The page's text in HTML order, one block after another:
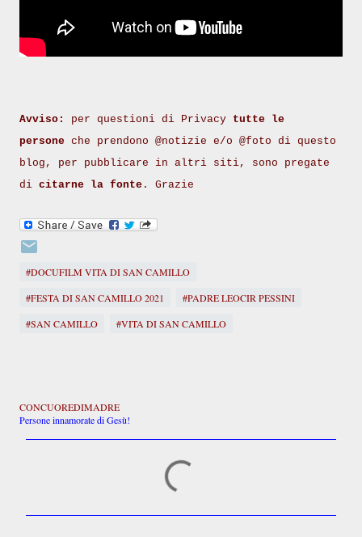
Avviso: per questioni di Privacy tutte le
persone che prendono @notizie e/o @foto di questo
blog, per pubblicare in altri siti, sono pregate
di citarne la fonte . Grazie
#DOCUFILM VITA DI SAN CAMILLO
#FESTA DI SAN CAMILLO 2021
#PADRE LEOCIR PESSINI
#SAN CAMILLO
#VITA DI SAN CAMILLO
CONCUOREDIMADRE
Persone innamorate di Gesù!